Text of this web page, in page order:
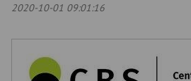
2020-10-01 09:01:16